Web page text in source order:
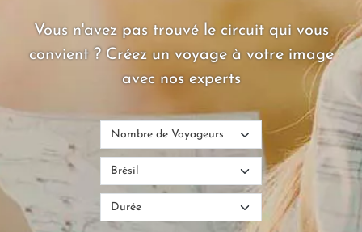
Vous n'avez pas trouvé le circuit qui vous
convient ? Créez un voyage à votre image
avec nos experts